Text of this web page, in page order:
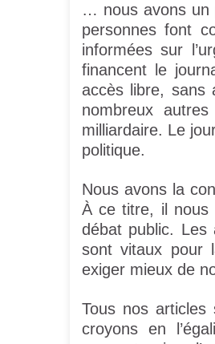
… nous avons un
personnes font
informées sur
financent le
accès libre, sans
nombreux
milliardaire. Le
politique.
Nous avons la
À ce titre, il nous
débat public. Les
sont vitaux pour
exiger mieux de
Tous nos
croyons en